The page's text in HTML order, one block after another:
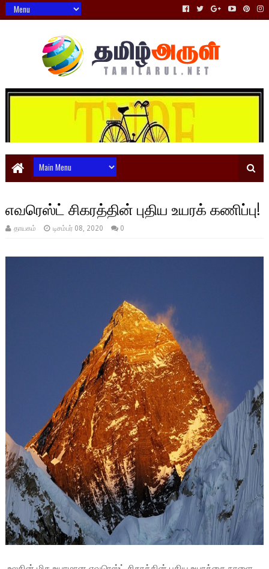
எவரெஸ்ட் சிகரத்தின் புதிய உயரக் கணிப்பு!
தாயகம் டிசம்பர் 08, 2020 0